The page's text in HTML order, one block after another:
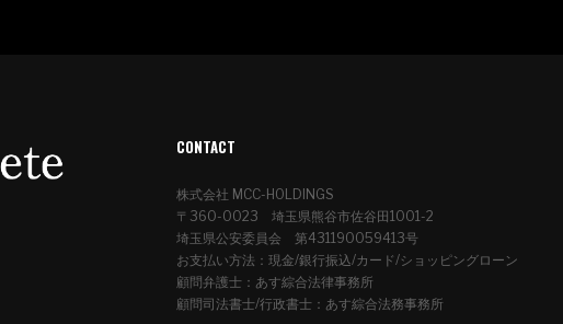
CONTACT
株式会社 MCC-HOLDINGS
〒360-0023 埼玉県熊谷市佐谷田1001-2
埼玉県公安委員会 第431190059413号
お支払い方法：現金/銀行振込/カード/ショッピングローン
顧問弁護士：あす綜合法律事務所
顧問司法書士/行政書士：あす綜合法務事務所